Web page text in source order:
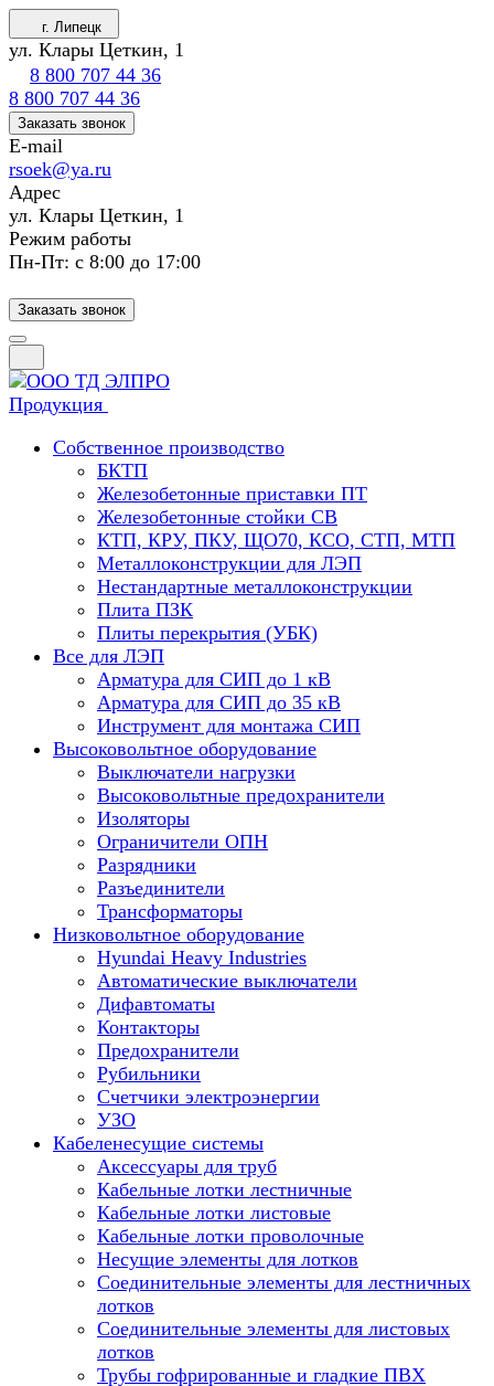
г. Липецк
ул. Клары Цеткин, 1
8 800 707 44 36
8 800 707 44 36
Заказать звонок
E-mail
rsoek@ya.ru
Адрес
ул. Клары Цеткин, 1
Режим работы
Пн-Пт: с 8:00 до 17:00
Заказать звонок
Продукция
Собственное производство
БКТП
Железобетонные приставки ПТ
Железобетонные стойки СВ
КТП, КРУ, ПКУ, ЩО70, КСО, СТП, МТП
Металлоконструкции для ЛЭП
Нестандартные металлоконструкции
Плита ПЗК
Плиты перекрытия (УБК)
Все для ЛЭП
Арматура для СИП до 1 кВ
Арматура для СИП до 35 кВ
Инструмент для монтажа СИП
Высоковольтное оборудование
Выключатели нагрузки
Высоковольтные предохранители
Изоляторы
Ограничители ОПН
Разрядники
Разъединители
Трансформаторы
Низковольтное оборудование
Hyundai Heavy Industries
Автоматические выключатели
Дифавтоматы
Контакторы
Предохранители
Рубильники
Счетчики электроэнергии
УЗО
Кабеленесущие системы
Аксессуары для труб
Кабельные лотки лестничные
Кабельные лотки листовые
Кабельные лотки проволочные
Несущие элементы для лотков
Соединительные элементы для лестничных
лотков
Соединительные элементы для листовых
лотков
Трубы гофрированные и гладкие ПВХ